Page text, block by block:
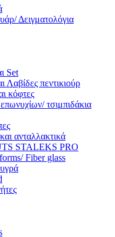
Δειγματολόγια
Set
Λαβίδες πεντικιούρ
κόφτες
τσιμπιδάκια
ανταλλακτικά
STALEKS PRO
Fiber glass